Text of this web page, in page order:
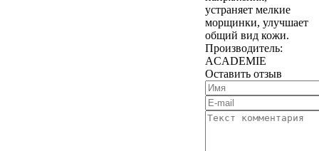
устраняет мелкие
морщинки, улучшает
общий вид кожи.
Производитель:
ACADEMIE
Оставить отзыв